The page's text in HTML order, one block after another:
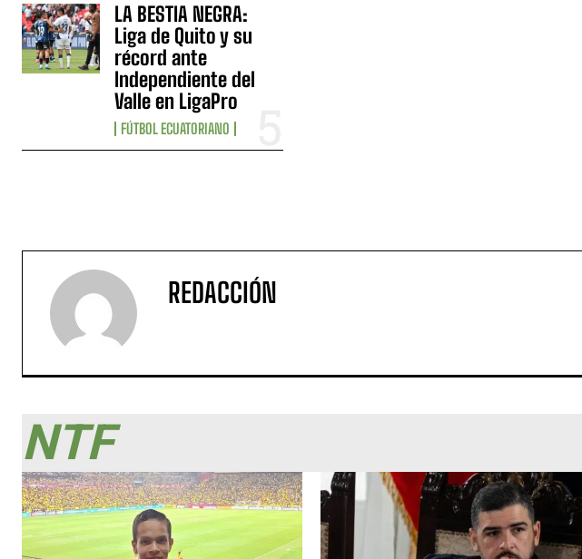
LA BESTIA NEGRA:
Liga de Quito y su
récord ante
Independiente del
Valle en LigaPro
FÚTBOL ECUATORIANO
REDACCIÓN
NTF